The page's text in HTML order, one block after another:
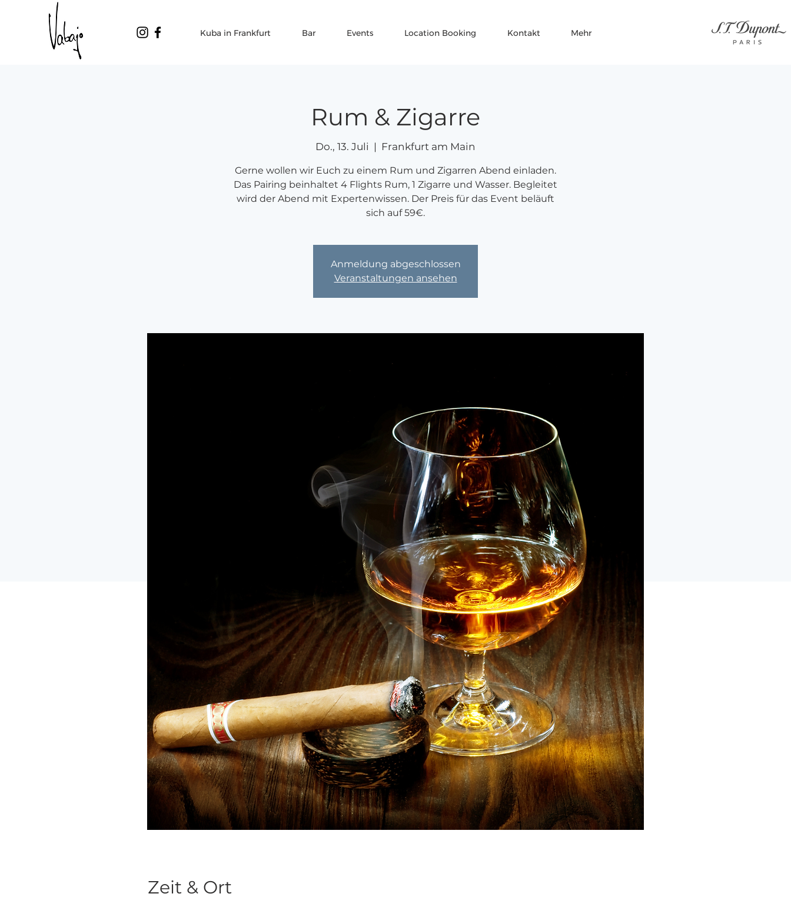
Kuba in Frankfurt Bar Events Location Booking Kontakt Mehr
Rum & Zigarre
Do., 13. Juli
  |
Frankfurt am Main
Gerne wollen wir Euch zu einem Rum und Zigarren Abend einladen.
Das Pairing beinhaltet 4 Flights Rum, 1 Zigarre und Wasser. Begleitet
wird der Abend mit Expertenwissen. Der Preis für das Event beläuft
sich auf 59€.
Anmeldung abgeschlossen
Veranstaltungen ansehen
Zeit & Ort